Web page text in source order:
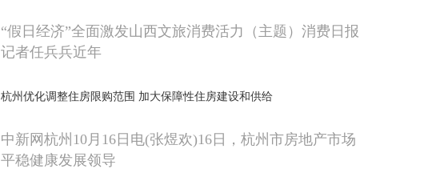
“假日经济”全面激发山西文旅消费活力（主题）消费日报
记者任兵兵近年
杭州优化调整住房限购范围 加大保障性住房建设和供给
中新网杭州10月16日电(张煜欢)16日，杭州市房地产市场
平稳健康发展领导